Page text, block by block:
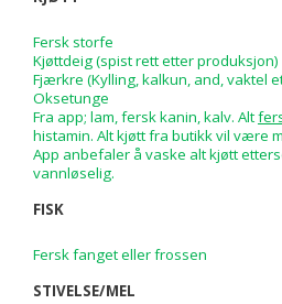
Fersk storfe
Kjøttdeig (spist rett etter produksjon)
Fjærkre (Kylling, kalkun, and, vaktel
Oksetunge
Fra app; lam, fersk kanin, kalv. Alt
histamin. Alt kjøtt fra butikk vil være
App anbefaler å vaske alt kjøtt
vannløselig.
FISK
Fersk fanget eller frossen
STIVELSE/MEL